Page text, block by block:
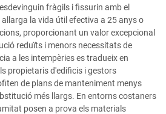
fràgils i fissurin amb el
la vida útil efectiva a 25 anys o
proporcionant un valor excepcional
reduïts i menors necessitats de
a les intempèries es tradueix en
propietaris d'edificis i gestors
de plans de manteniment menys
més llargs. En entorns costaners
posen a prova els materials